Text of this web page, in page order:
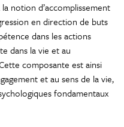
notion d’accomplissement
en direction de buts
dans les actions
dans la vie et au
composante est ainsi
et au sens de la vie,
fondamentaux